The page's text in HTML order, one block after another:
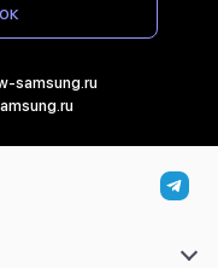
samsung.ru